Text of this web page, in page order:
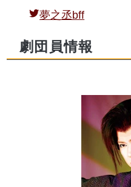
夢之丞bff
劇団員情報